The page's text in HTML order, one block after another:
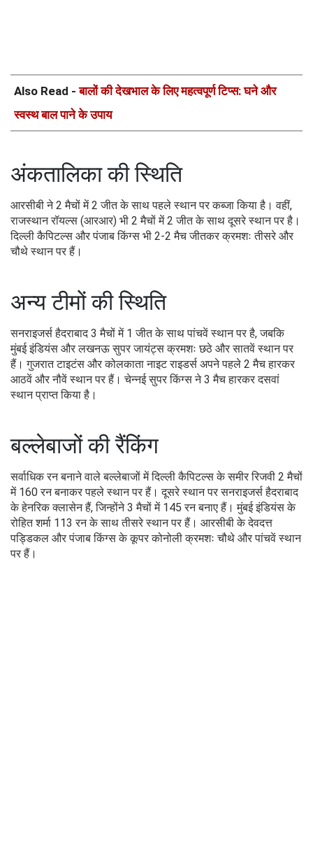
Also Read -बालों की देखभाल के लिए महत्वपूर्ण टिप्स: घने और
स्वस्थ बाल पाने के उपाय
अंकतालिका की स्थिति
आरसीबी ने 2 मैचों में 2 जीत के साथ पहले स्थान पर कब्जा किया है। वहीं,
राजस्थान रॉयल्स (आरआर) भी 2 मैचों में 2 जीत के साथ दूसरे स्थान पर है।
दिल्ली कैपिटल्स और पंजाब किंग्स भी 2-2 मैच जीतकर क्रमशः तीसरे और
चौथे स्थान पर हैं।
अन्य टीमों की स्थिति
सनराइजर्स हैदराबाद 3 मैचों में 1 जीत के साथ पांचवें स्थान पर है, जबकि
मुंबई इंडियंस और लखनऊ सुपर जायंट्स क्रमशः छठे और सातवें स्थान पर
हैं। गुजरात टाइटंस और कोलकाता नाइट राइडर्स अपने पहले 2 मैच हारकर
आठवें और नौवें स्थान पर हैं। चेन्नई सुपर किंग्स ने 3 मैच हारकर दसवां
स्थान प्राप्त किया है।
बल्लेबाजों की रैंकिंग
सर्वाधिक रन बनाने वाले बल्लेबाजों में दिल्ली कैपिटल्स के समीर रिजवी 2 मैचों
में 160 रन बनाकर पहले स्थान पर हैं। दूसरे स्थान पर सनराइजर्स हैदराबाद
के हेनरिक क्लासेन हैं, जिन्होंने 3 मैचों में 145 रन बनाए हैं। मुंबई इंडियंस के
रोहित शर्मा 113 रन के साथ तीसरे स्थान पर हैं। आरसीबी के देवदत्त
पड्डिकल और पंजाब किंग्स के कूपर कोनोली क्रमशः चौथे और पांचवें स्थान
पर हैं।